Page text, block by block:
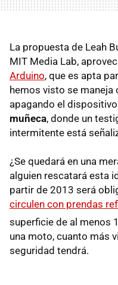
La propuesta de Leah
MIT Media Lab,
Arduino, que es apta
hemos visto se maneja
apagando el dispositivo
muñeca, donde un
intermitente está
¿Se quedará en una
alguien rescatará esta
partir de 2013 será
circulen con prendas
superficie de al menos
una moto, cuanto más
seguridad tendrá.